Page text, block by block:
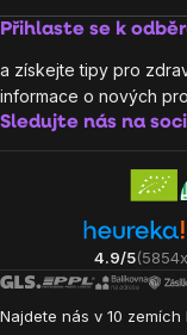
Přihlaste se k
a získejte tipy pro
informace o nových
Sledujte nás na
4.9/5
Najdete nás v 10 zemích